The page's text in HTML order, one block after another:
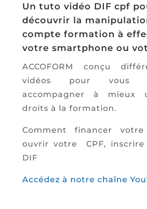
Un tuto vidéo DIF cpf
découvrir la
compte formation à
votre smartphone ou
ACCOFORM conçu
vidéos pour vous
accompagner à mieux
droits à la formation.
Comment financer
ouvrir votre CPF, inscrire
DIF
Accédez à notre chaîne